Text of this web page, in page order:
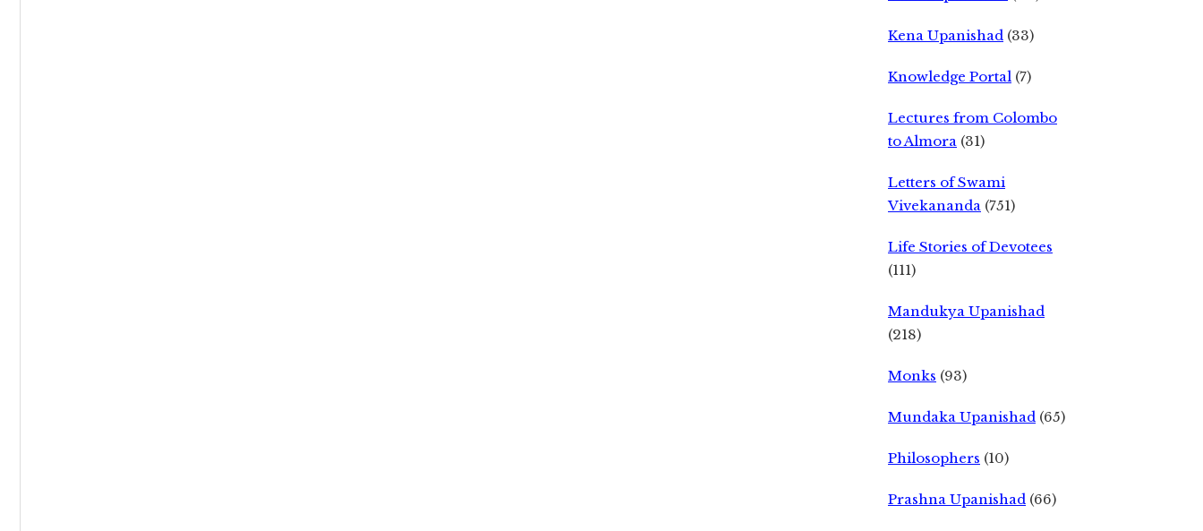
Kena Upanishad (33)
Knowledge Portal (7)
Lectures from Colombo
to Almora (31)
Letters of Swami
Vivekananda (751)
Life Stories of Devotees
(111)
Mandukya Upanishad
(218)
Monks (93)
Mundaka Upanishad (65)
Philosophers (10)
Prashna Upanishad (66)